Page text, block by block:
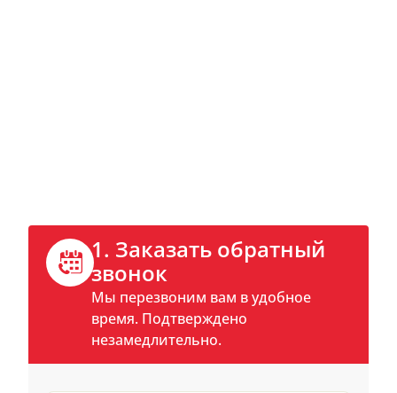
1. Заказать обратный
звонок
Мы перезвоним вам в удобное
время. Подтверждено
незамедлительно.